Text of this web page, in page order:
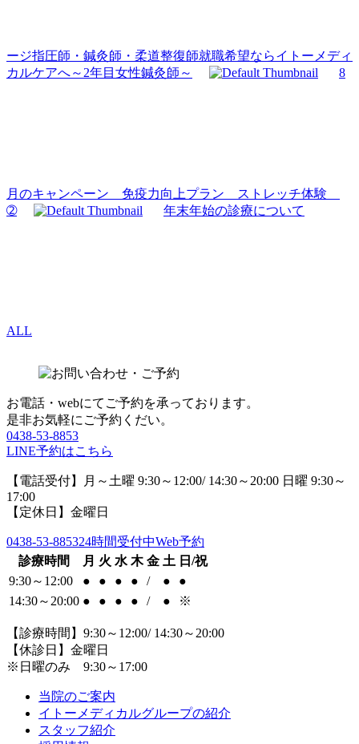
ージ指圧師・鍼灸師・柔道整復師就職希望ならイトーメディ
カルケアへ～2年目女性鍼灸師～
8
月のキャンペーン 免疫力向上プラン ストレッチ体験
➁
年末年始の診療について
ALL
お電話・webにてご予約を承っております。
是非お気軽にご予約くだい。
0438-53-8853
LINE予約はこちら
【電話受付】月～土曜 9:30～12:00/ 14:30～20:00 日曜 9:30～
17:00
【定休日】金曜日
0438-53-885324時間受付中Web予約
診療時間
月 火 水 木 金 土 日/祝
9:30～12:00
● ● ● ● / ●
●
14:30～20:00 ● ● ● ● / ● ※
【診療時間】9:30～12:00/ 14:30～20:00
【休診日】金曜日
※日曜のみ 9:30～17:00
当院のご案内
イトーメディカルグループの紹介
スタッフ紹介